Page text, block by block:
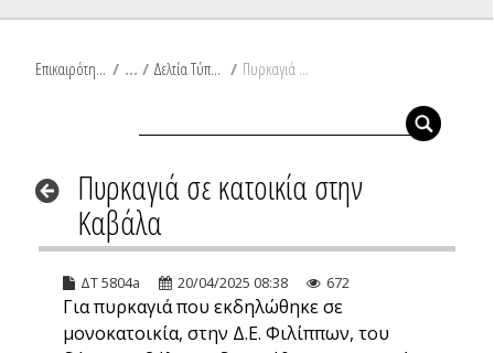
Επικαιρότητα / Δελτία Τύπου / Πυρκαγιά σε κατοικία στην Καβάλα
Πυρκαγιά σε κατοικία στην
Καβάλα
ΔΤ 5804a 20/04/2025 08:38 672
Για πυρκαγιά που εκδηλώθηκε σε
μονοκατοικία, στην Δ.E. Φιλίππων, του